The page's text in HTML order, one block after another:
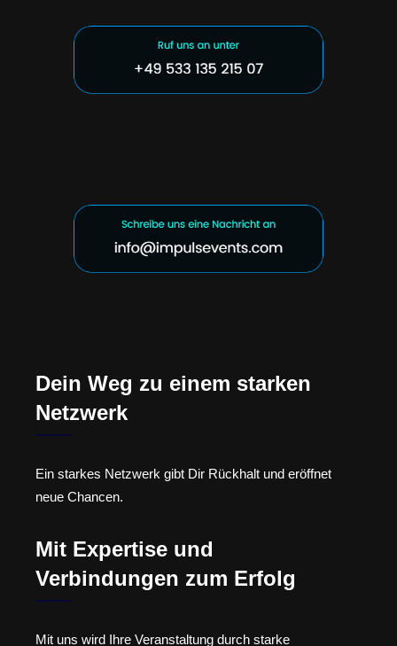
Dein Weg zu einem starken
Netzwerk
Ein starkes Netzwerk gibt Dir Rückhalt und eröffnet
neue Chancen.
Mit Expertise und
Verbindungen zum Erfolg
Mit uns wird Ihre Veranstaltung durch starke